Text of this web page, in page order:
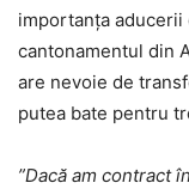
importanța aducerii
cantonamentul din
are nevoie de
putea bate pentru
”Dacă am contract